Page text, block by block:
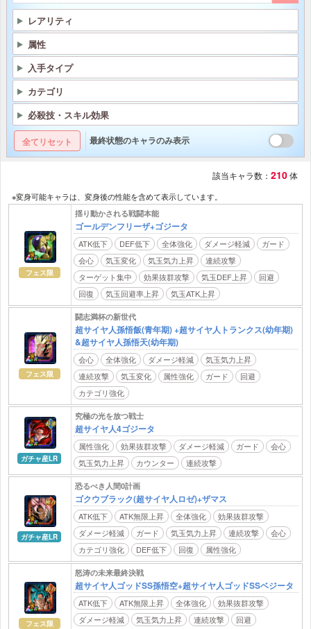
レアリティ
属性
入手タイプ
カテゴリ
必殺技・スキル効果
全てリセット 最終状態のキャラのみ表示
該当キャラ数： 210体
※変身可能キャラは、変身後の性能を含めて表示しています。
フェス限
揺り動かされる戦闘本能
ゴールデンフリーザ+ゴジータ
ATK低下 DEF低下 全体強化 ダメージ軽減
ガード
会心
気玉変化 気玉気力上昇
連続攻撃
ターゲット集中
効果抜群攻撃 気玉DEF上昇
回避
回復
気玉回避率上昇 気玉ATK上昇
フェス限
闘志満杯の新世代
超サイヤ人孫悟飯(青年期) +超サイヤ人トランクス(幼年期)
&超サイヤ人孫悟天(幼年期)
会心 全体強化 ダメージ軽減
気玉気力上昇
連続攻撃
気玉変化 属性強化 ガード
回避
カテゴリ強化
ガチャ産LR
究極の光を放つ戦士
超サイヤ人4ゴジータ
属性強化 効果抜群攻撃 ダメージ軽減 ガード
会心
気玉気力上昇
カウンター 連続攻撃
ガチャ産LR
恐るべき人間0計画
ゴクウブラック(超サイヤ人ロゼ)+ザマス
ATK低下 ATK無限上昇 全体強化
効果抜群攻撃
ダメージ軽減
ガード 気玉気力上昇 連続攻撃
会心
カテゴリ強化
DEF低下 回復 属性強化
フェス限
怒涛の未来最終決戦
超サイヤ人ゴッドSS孫悟空+超サイヤ人ゴッドSSベジータ
ATK低下 ATK無限上昇 全体強化
効果抜群攻撃
ダメージ軽減
気玉気力上昇 連続攻撃 回避